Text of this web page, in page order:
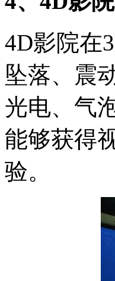
4D影院在
坠落、震
光电、气
能够获得
验。